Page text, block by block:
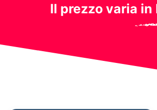
Il prezzo varia